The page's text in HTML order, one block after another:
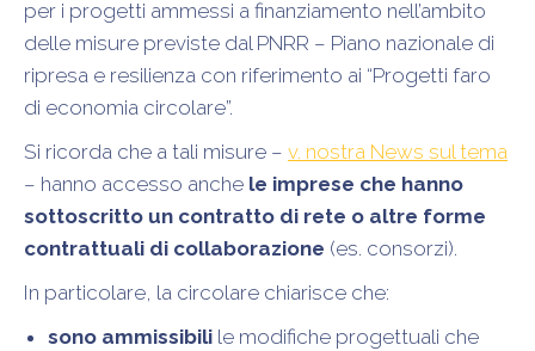
per i progetti ammessi a finanziamento nell’ambito
delle misure previste dal PNRR – Piano nazionale di
ripresa e resilienza con riferimento ai “Progetti faro
di economia circolare”.
Si ricorda che a tali misure – v. nostra News sul tema
– hanno accesso anche le imprese che hanno
sottoscritto un contratto di rete o altre forme
contrattuali di collaborazione (es. consorzi).
In particolare, la circolare chiarisce che:
sono ammissibili le modifiche progettuali che